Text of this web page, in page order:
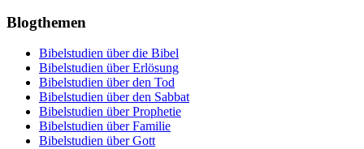
Blogthemen
Bibelstudien über die Bibel
Bibelstudien über Erlösung
Bibelstudien über den Tod
Bibelstudien über den Sabbat
Bibelstudien über Prophetie
Bibelstudien über Familie
Bibelstudien über Gott